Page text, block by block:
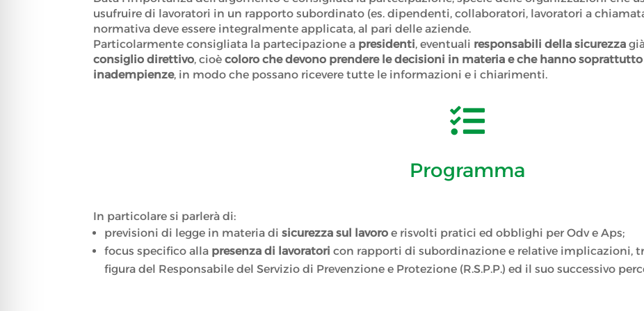
usufruire di lavoratori in un rapporto subordinato (es. dipendenti, collaboratori, lavoratori a
normativa deve essere integralmente applicata, al pari delle aziende.
Particolarmente consigliata la partecipazione a presidenti, eventuali responsabili della sicurezza
consiglio direttivo, cioècoloro che devono prendere le decisioni in materia e che hanno
inadempienze, in modo che possano ricevere tutte le informazioni e i chiarimenti.

Programma
In particolare si parlerà di:
previsioni di legge in materia disicurezza sul lavoro e risvolti pratici ed obblighi per Odv e Aps;
focus specifico alla presenza di lavoratori con rapporti di subordinazione e relative implicazioni,
figura del Responsabile del Servizio di Prevenzione e Protezione (R.S.P.P.) ed il suo successivo